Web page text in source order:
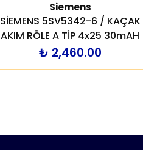
Siemens
SİEMENS 5SV5342-6 / KAÇAK
AKIM RÖLE A TİP 4x25 30mAH
₺ 2,460.00